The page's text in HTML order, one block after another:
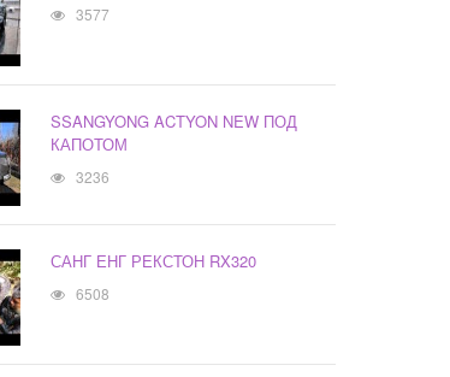
3577
SSANGYONG ACTYON NEW ПОД
КАПОТОМ
3236
САНГ ЕНГ РЕКСТОН RX320
6508